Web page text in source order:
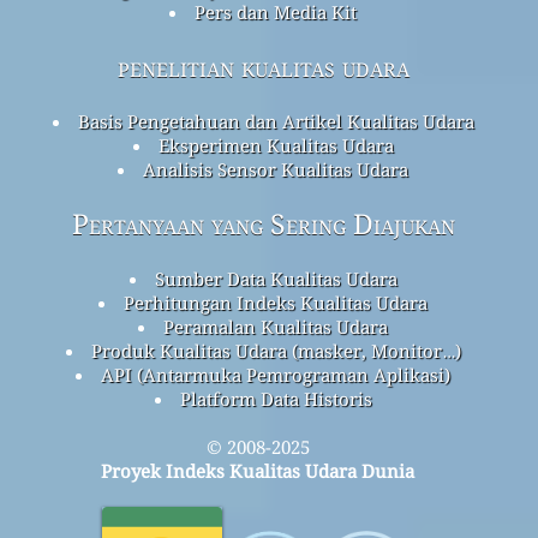
Pers dan Media Kit
penelitian kualitas udara
Basis Pengetahuan dan Artikel Kualitas Udara
Eksperimen Kualitas Udara
Analisis Sensor Kualitas Udara
Pertanyaan yang Sering Diajukan
Sumber Data Kualitas Udara
Perhitungan Indeks Kualitas Udara
Peramalan Kualitas Udara
Produk Kualitas Udara (masker, Monitor…)
API (Antarmuka Pemrograman Aplikasi)
Platform Data Historis
© 2008-2025
Proyek Indeks Kualitas Udara Dunia